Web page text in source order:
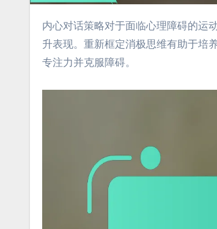
内心对话策略对于面临心理障碍的运动员至关重要。积极的自我对话等技巧可以增强信心，而可视化则通过心理排练提
升表现。重新框定消极思维有助于培
专注力并克服障碍。